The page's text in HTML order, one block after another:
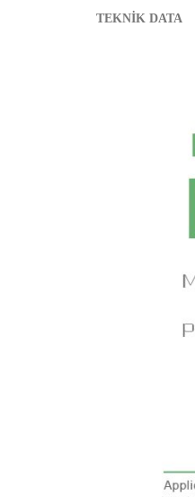
TEKNİK DATA